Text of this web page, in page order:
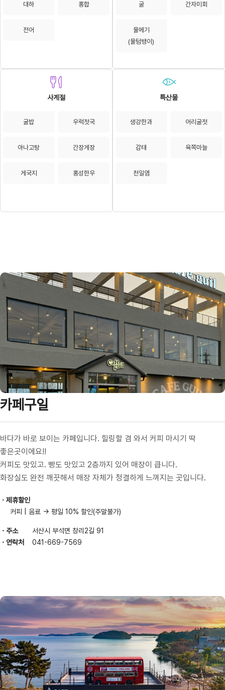
대하 홍합
전어
굴 간자미회
물메기
(물텀뱅이)
사계절
굴밥 우럭젓국
아나고탕 간장게장
게국지 홍성한우
특산물
생강한과 어리굴젓
감태 육쪽마늘
천일염
카페구일
바다가 바로 보이는 카페입니다. 힐링할 겸 와서 커피 마시기 딱
좋은곳이에요!!
커피도 맛있고. 빵도 맛있고 2층까지 있어 매장이 큽니다.
화장실도 완전 깨끗해서 매장 자체가 청결하게 느껴지는 곳입니다.
제휴할인
커피 | 음료 → 평일 10% 할인(주말불가)
주소서산시 부석면 창리2길 91
연락처
041-669-7569